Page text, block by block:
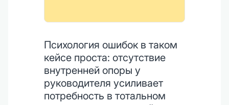
Психология ошибок в таком
кейсе проста: отсутствие
внутренней опоры у
руководителя усиливает
потребность в тотальном